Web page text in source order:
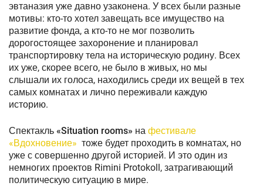
эвтаназия уже давно узаконена. У всех были разные
мотивы: кто-то хотел завещать все имущество на
развитие фонда, а кто-то не мог позволить
дорогостоящее захоронение и планировал
транспортировку тела на историческую родину. Всех
их уже, скорее всего, не было в живых, но мы
слышали их голоса, находились среди их вещей в тех
самых комнатах и лично переживали каждую
историю.
Спектакль «Situation rooms» на фестивале
«Вдохновение» тоже будет проходить в комнатах, но
уже с совершенно другой историей. И это один из
немногих проектов Rimini Protokoll, затрагивающий
политическую ситуацию в мире.